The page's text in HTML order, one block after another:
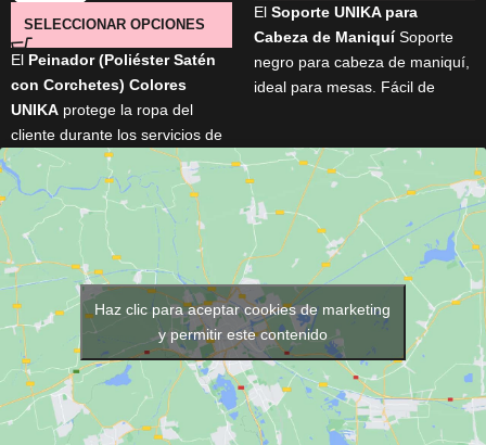
SELECCIONAR OPCIONES
El Peinador (Poliéster Satén
con Corchetes) Colores
UNIKA protege la ropa del
cliente durante los servicios de
peluquería y barbería. Cuenta
con
cierre de corchetes,
cuello de 48 cm, medidas de
145 × 118 cm y está disponible
en varios colores
Marrón, Gris Plata, Azul y
Fucsia). Su tejido ligero y
resistente garantiza comodidad
y un uso profesional diario.
El Soporte UNIKA para
Cabeza de ManiquíSoporte
negro para cabeza de maniquí,
ideal para mesas. Fácil de
Permite movimientos realistas
en todas direcciones. Perfecto
para practicar peinados y
técnicas de peluquería.
Haz clic para aceptar cookies de marketing
y permitir este contenido